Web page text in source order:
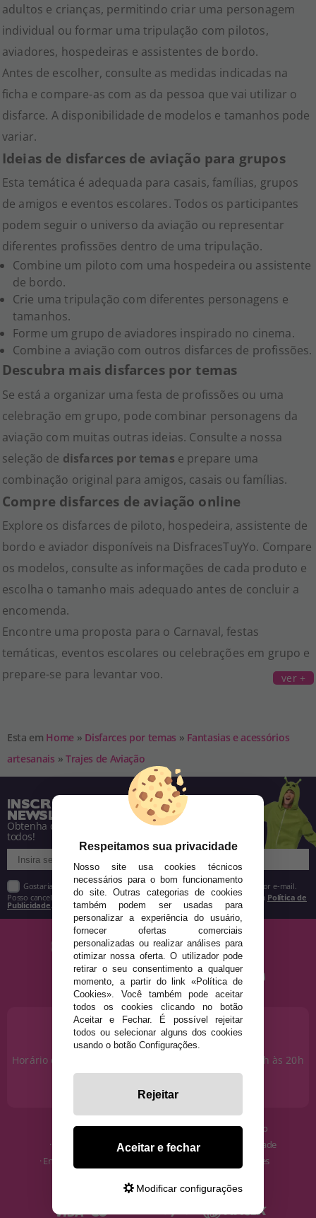
adultos e crianças, permitindo criar uma personagem
individual ou formar uma tripulação com pilotos,
aviadores, hospedeiras e assistentes de bordo.
Antes de escolher, consulte as medidas indicadas na
ficha e compare-as com as da pessoa que vai utilizar o
disfarce. A disponibilidade de modelos e tamanhos pode
variar.
Ideias de disfarces de aviação para grupos
Esta temática é adequada para casais, famílias, grupos
de amigos e eventos escolares. Todos os participantes
podem seguir o universo da aviação ou representar
diferentes profissões dentro de uma tripulação.
Combine um piloto com uma hospedeira ou assistente
de bordo.
Crie uma tripulação com diferentes personagens e
tamanhos.
Forme um grupo de aviadores inspirado no cinema.
Combine a aviação com outros disfarces de profissões.
Descubra mais disfarces por temas
Se está a organizar uma festa de profissões ou uma
celebração em grupo, pode combinar personagens da
aviação com muitas outras ideias. Consulte a nossa
seleção de disfarces por temas e prepare uma
combinação original para amigos, casais ou famílias.
Compre disfarces de aviação online
Explore os disfarces de piloto, hospedeira, assistente de
bordo e aviador disponíveis na DisfracesTuyYo. Compare
os modelos, consulte as informações de cada produto e
escolha o tamanho mais adequado antes de concluir a
encomenda.
Encontre uma proposta para o Carnaval, festas
temáticas, eventos escolares ou celebrações em grupo e
prepare-se para levantar voo.
ver +
Esta em Home » Disfarces por temas » Fantasias e acessórios
artesanais » Trajes de Aviação
INSCREVA-SE NA NOSSA
NEWSLETTER
Obtenha descontos e saiba de tudo antes de
todos!
Gostaria de receber descontos exclusivos, novidades e tendências por e-mail.
Posso cancelar a inscrição a qualquer momento, conforme estipulado na Política de
Publicidade.
PRECISA DE AJUDA?
915 793 695
Horário de segunda a sexta das 10h às 14h e das 17h às 20h
Sábados das 10h às 14h.
info@disfracestuyyo.pt
· Quem somos
· Como comprar
· Envios e Devoluções
· Condições de uso
· Política de Privacidade
· Política de Cookies
Respeitamos sua privacidade
Nosso site usa cookies técnicos
necessários para o bom funcionamento
do site. Outras categorias de cookies
também podem ser usadas para
personalizar a experiência do usuário,
fornecer ofertas comerciais
personalizadas ou realizar análises para
otimizar nossa oferta. O utilizador pode
retirar o seu consentimento a qualquer
momento, a partir do link «Política de
Cookies». Você também pode aceitar
todos os cookies clicando no botão
Aceitar e Fechar. É possível rejeitar
todos ou selecionar alguns dos cookies
usando o botão Configurações.
Rejeitar
Aceitar e fechar
Modificar configurações